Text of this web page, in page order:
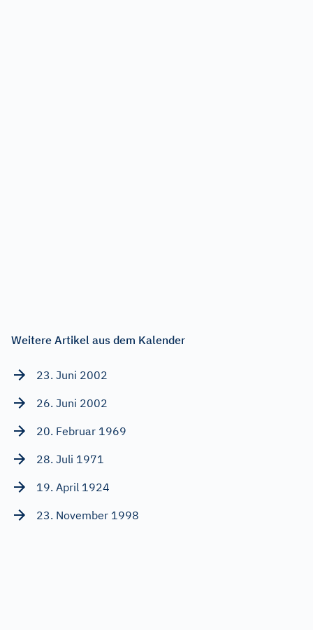
Weitere Artikel aus dem Kalender
23. Juni 2002
26. Juni 2002
20. Februar 1969
28. Juli 1971
19. April 1924
23. November 1998